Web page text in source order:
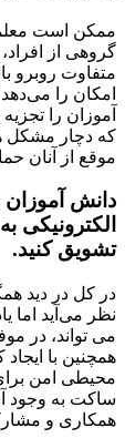
ممکن است
گروهی از
متفاوت روبرو
امکان را
آموزان را
که دچار مشکل
موقع از آنان
دانش آموزان
تشویق کنید.
در کل در دید
نظر می‌آید اما
می تواند، در
همچنین با ایجاد
محیطی امن
ساکت به وجود
همکاری و